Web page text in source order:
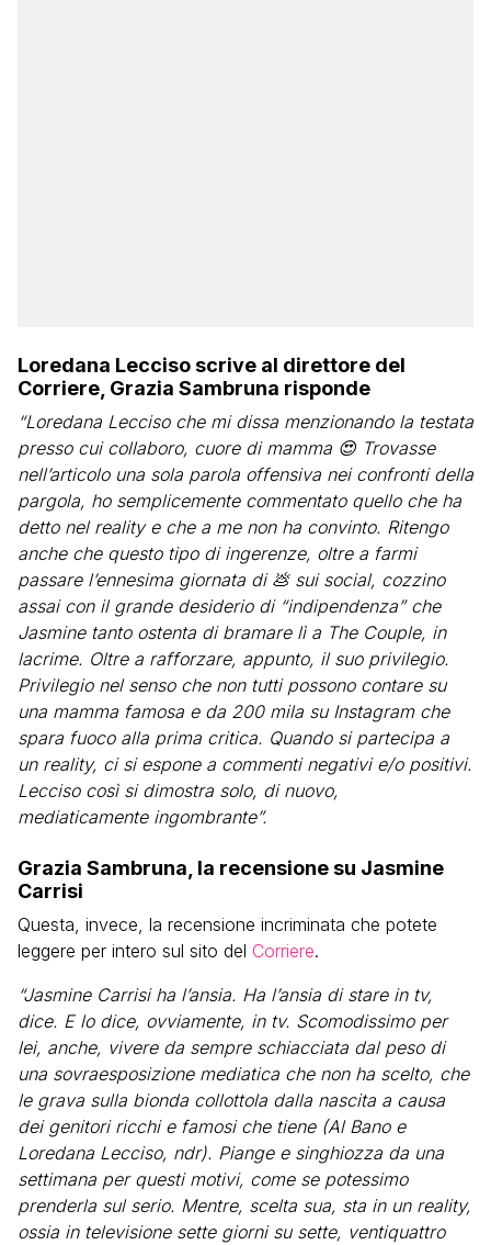
Loredana Lecciso scrive al direttore del
Corriere, Grazia Sambruna risponde
“Loredana Lecciso che mi dissa menzionando la testata
presso cui collaboro, cuore di mamma 😍 Trovasse
nell’articolo una sola parola offensiva nei confronti della
pargola, ho semplicemente commentato quello che ha
detto nel reality e che a me non ha convinto. Ritengo
anche che questo tipo di ingerenze, oltre a farmi
passare l’ennesima giornata di 💩 sui social, cozzino
assai con il grande desiderio di “indipendenza” che
Jasmine tanto ostenta di bramare lì a The Couple, in
lacrime. Oltre a rafforzare, appunto, il suo privilegio.
Privilegio nel senso che non tutti possono contare su
una mamma famosa e da 200 mila su Instagram che
spara fuoco alla prima critica. Quando si partecipa a
un reality, ci si espone a commenti negativi e/o positivi.
Lecciso così si dimostra solo, di nuovo,
mediaticamente ingombrante”.
Grazia Sambruna, la recensione su Jasmine
Carrisi
Questa, invece, la recensione incriminata che potete
leggere per intero sul sito del Corriere.
“Jasmine Carrisi ha l’ansia. Ha l’ansia di stare in tv,
dice. E lo dice, ovviamente, in tv. Scomodissimo per
lei, anche, vivere da sempre schiacciata dal peso di
una sovraesposizione mediatica che non ha scelto, che
le grava sulla bionda collottola dalla nascita a causa
dei genitori ricchi e famosi che tiene (Al Bano e
Loredana Lecciso, ndr). Piange e singhiozza da una
settimana per questi motivi, come se potessimo
prenderla sul serio. Mentre, scelta sua, sta in un reality,
ossia in televisione sette giorni su sette, ventiquattro